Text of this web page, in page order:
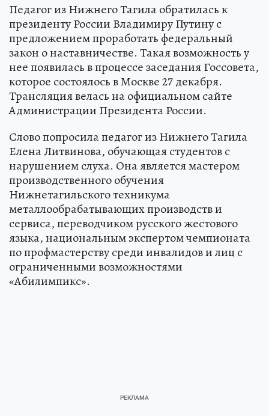
Педагог из Нижнего Тагила обратилась к
президенту России Владимиру Путину с
предложением проработать федеральный
закон о наставничестве. Такая возможность у
нее появилась в процессе заседания Госсовета,
которое состоялось в Москве 27 декабря.
Трансляция велась на официальном сайте
Администрации Президента России.
Слово попросила педагог из Нижнего Тагила
Елена Литвинова, обучающая студентов с
нарушением слуха. Она является мастером
производственного обучения
Нижнетагильского техникума
металлообрабатывающих производств и
сервиса, переводчиком русского жестового
языка, национальным экспертом чемпионата
по профмастерству среди инвалидов и лиц с
ограниченными возможностями
«Абилимпикс».